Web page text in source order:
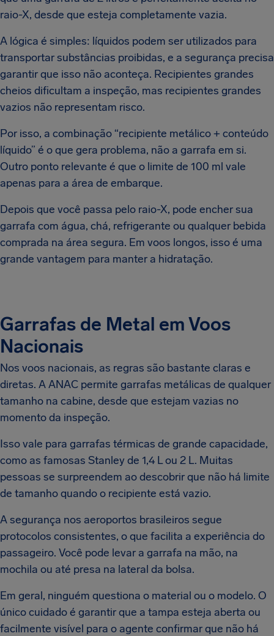
raio-X, desde que esteja completamente vazia.
A lógica é simples: líquidos podem ser utilizados para
transportar substâncias proibidas, e a segurança precisa
garantir que isso não aconteça. Recipientes grandes
cheios dificultam a inspeção, mas recipientes grandes
vazios não representam risco.
Por isso, a combinação “recipiente metálico + conteúdo
líquido” é o que gera problema, não a garrafa em si.
Outro ponto relevante é que o limite de 100 ml vale
apenas para a área de embarque.
Depois que você passa pelo raio-X, pode encher sua
garrafa com água, chá, refrigerante ou qualquer bebida
comprada na área segura. Em voos longos, isso é uma
grande vantagem para manter a hidratação.
Garrafas de Metal em Voos
Nacionais
Nos voos nacionais, as regras são bastante claras e
diretas. A ANAC permite garrafas metálicas de qualquer
tamanho na cabine, desde que estejam vazias no
momento da inspeção.
Isso vale para garrafas térmicas de grande capacidade,
como as famosas Stanley de 1,4 L ou 2 L. Muitas
pessoas se surpreendem ao descobrir que não há limite
de tamanho quando o recipiente está vazio.
A segurança nos aeroportos brasileiros segue
protocolos consistentes, o que facilita a experiência do
passageiro. Você pode levar a garrafa na mão, na
mochila ou até presa na lateral da bolsa.
Em geral, ninguém questiona o material ou o modelo. O
único cuidado é garantir que a tampa esteja aberta ou
facilmente visível para o agente confirmar que não há